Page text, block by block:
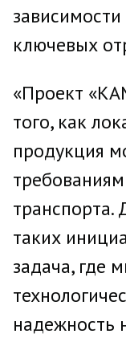
ключевых
«Проект
того, как
продукция
транспорта.
таких
задача, где
надежность